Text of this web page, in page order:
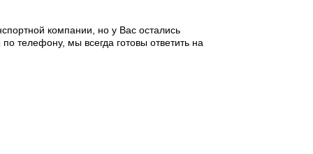
компании, но у Вас остались
телефону, мы всегда готовы ответить на